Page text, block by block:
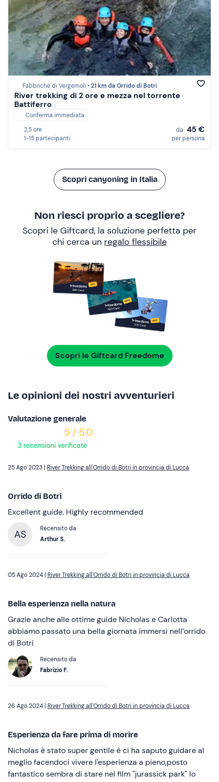
Fabbriche di Vergemoli •21 km da Orrido di Botri
River trekking di 2 ore e mezza nel torrente
Battiferro
Conferma immediata
2,5 ore
1-15 partecipanti
da 45 €
per persona
Scopri canyoning in Italia
Non riesci proprio a scegliere?
Scopri le Giftcard, la soluzione perfetta per
chi cerca un regalo flessibile
Scopri le Giftcard Freedome
Le opinioni dei nostri avventurieri
Valutazione generale
5 / 5.0
3 recensioni verificate
25 Ago 2023 | River Trekking all'Orrido di Botri in provincia di Lucca
Orrido di Botri
Excellent guide. Highly recommended
AS
Recensito da
Arthur S.
05 Ago 2024 | River Trekking all'Orrido di Botri in provincia di Lucca
Bella esperienza nella natura
Grazie anche alle ottime guide Nicholas e Carlotta
abbiamo passato una bella giornata immersi nell’orrido
di Botri
Recensito da
Fabrizio F.
26 Ago 2024 | River Trekking all'Orrido di Botri in provincia di Lucca
Esperienza da fare prima di morire
Nicholas è stato super gentile è ci ha saputo guidare al
meglio facendoci vivere l'esperienza a pieno,posto
fantastico sembra di stare nel film "jurassick park" lo